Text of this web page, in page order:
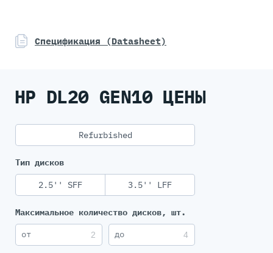
Спецификация (Datasheet)
HP DL20 GEN10 ЦЕНЫ
Refurbished
Тип дисков
2.5'' SFF 3.5'' LFF
Максимальное количество дисков, шт.